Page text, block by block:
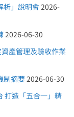
析」說明會 2026-
2026-06-30
產管理及驗收作業
制摘要 2026-06-30
打造「五合一」精